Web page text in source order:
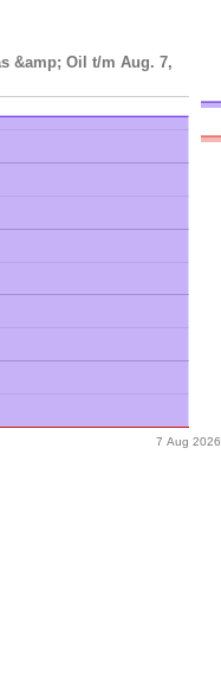
&amp; Oil t/m Aug. 7,
7 Aug 2026